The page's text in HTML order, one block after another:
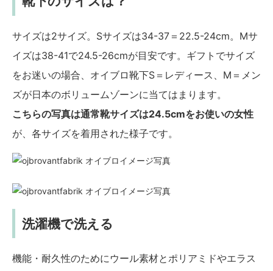
サイズは2サイズ。Sサイズは34-37＝22.5-24cm。Mサ
イズは38-41で24.5-26cmが目安です。ギフトでサイズ
をお迷いの場合、オイブロ靴下S＝レディース、M＝メン
ズが日本のボリュームゾーンに当てはまります。
こちらの写真は通常靴サイズは24.5cmをお使いの女性
が、各サイズを着用された様子です。
洗濯機で洗える
機能・耐久性のためにウール素材とポリアミドやエラス